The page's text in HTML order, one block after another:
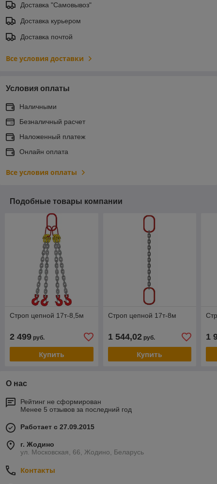
Доставка "Самовывоз"
Доставка курьером
Доставка почтой
Все условия доставки
Условия оплаты
Наличными
Безналичный расчет
Наложенный платеж
Онлайн оплата
Все условия оплаты
Подобные товары компании
Строп цепной 17т-8,5м
2 499 руб.
Купить
Строп цепной 17т-8м
1 544,02руб.
Купить
1
О нас
Рейтинг не сформирован
Менее 5 отзывов за последний год
Работает с 27.09.2015
г. Жодино
ул. Московская, 66, Жодино, Беларусь
Контакты